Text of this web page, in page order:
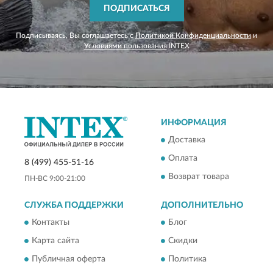
ПОДПИСАТЬСЯ
Подписываясь, Вы соглашаетесь сПолитикой Конфиденциальности и
Условиями пользованияINTEX
8 (499) 455-51-16
ПН-ВС 9:00-21:00
ИНФОРМАЦИЯ
Доставка
Оплата
Возврат товара
СЛУЖБА ПОДДЕРЖКИ
Контакты
Карта сайта
Публичная оферта
ДОПОЛНИТЕЛЬНО
Блог
Скидки
Политика